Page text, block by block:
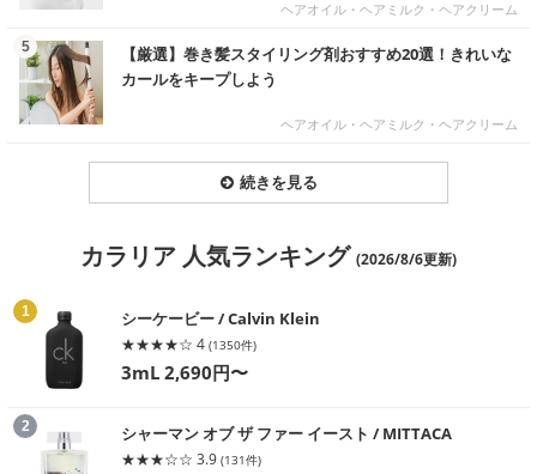
ヘアオイル・ヘアミルク・ヘアクリーム
【厳選】巻き髪スタイリング剤おすすめ20選！きれいな
カールをキープしよう
ヘアオイル・ヘアミルク・ヘアクリーム
5
続きを見る
カラリア 人気ランキング (2026/8/6更新)
シーケービー / Calvin Klein
★★★★☆ 4 (1350件)
3mL 2,690円〜
1
シャーマン オブ ザ ファー イースト / MITTACA
★★★☆☆ 3.9 (131件)
2